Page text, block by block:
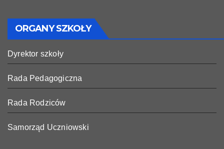
ORGANY SZKOŁY
Dyrektor szkoły
Rada Pedagogiczna
Rada Rodziców
Samorząd Uczniowski